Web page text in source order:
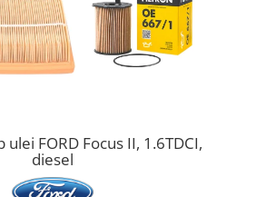
|
ulei FORD Focus II, 1.6TDCI,
diesel